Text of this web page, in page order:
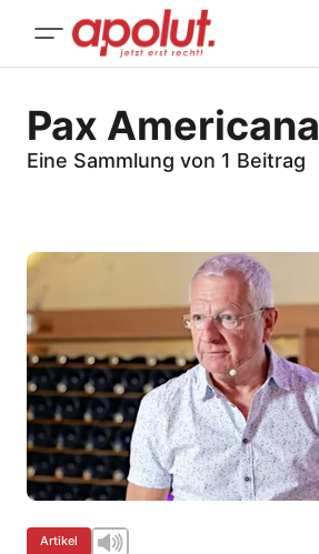
Pax Americana
Eine Sammlung von 1 Beitrag
Artikel